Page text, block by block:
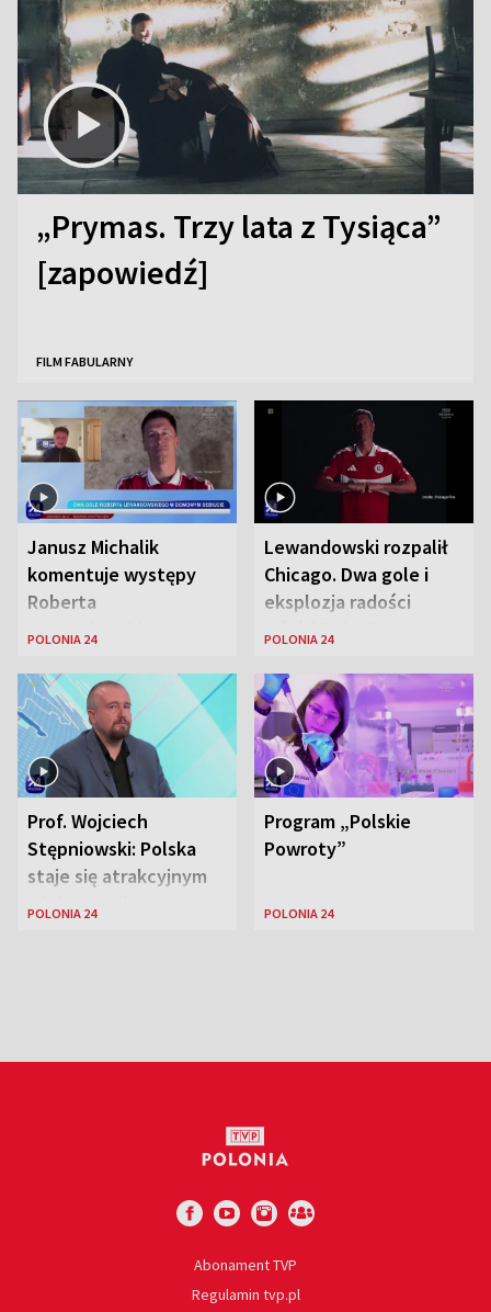
„Prymas. Trzy lata z Tysiąca”
[zapowiedź]
FILM FABULARNY
Janusz Michalik
komentuje występy
Roberta
Lewandowskiego w
Zjednoczonych
POLONIA 24
Lewandowski rozpalił
Chicago. Dwa gole i
eksplozja radości
wśród Polonii
POLONIA 24
Prof. Wojciech
Stępniowski: Polska
staje się atrakcyjnym
POLONIA 24
Program „Polskie
Powroty”
POLONIA 24
Abonament TVP
Regulamin tvp.pl